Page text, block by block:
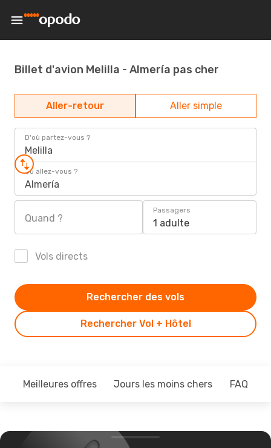
Billet d'avion Melilla - Almería pas cher
Aller-retour Aller simple
D'où partez-vous ?
Melilla
Où allez-vous ?
Almería
Quand ?
Passagers
1 adulte
Vols directs
Rechercher Vol + Hôtel
Rechercher des vols
Meilleures offres Jours les moins chers FAQ